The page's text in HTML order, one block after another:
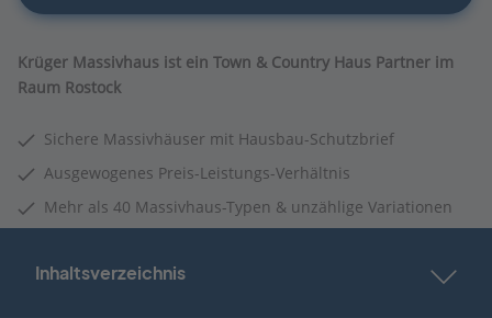
Krüger Massivhaus ist ein Town & Country Haus Partner im
Raum Rostock
Sichere Massivhäuser mit Hausbau-Schutzbrief
Ausgewogenes Preis-Leistungs-Verhältnis
Mehr als 40 Massivhaus-Typen & unzählige Variationen
Inhaltsverzeichnis